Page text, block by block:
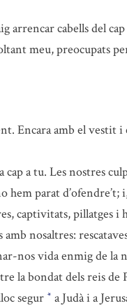
cabells del cap
meu,
Encara amb el vestit
a tu. Les nostres
hem parat
captivitats, pillatges i
nosaltres:
nos vida enmig de la
la bondat dels reis de
segur * a Judà i a